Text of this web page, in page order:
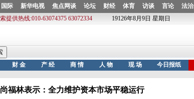
尚福林表示：全力维护资本市场平稳运行